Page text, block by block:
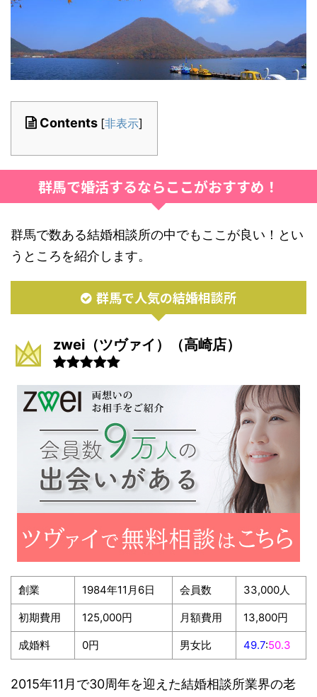
Contents [非表示]
群馬で婚活するならここがおすすめ！
群馬で数ある結婚相談所の中でもここが良い！とい
うところを紹介します。
群馬で人気の結婚相談所
zwei（ツヴァイ）（高崎店）
創業 1984年11月6日 会員数 33,000人
初期費用 125,000円 月額費用 13,800円
成婚料 0円 男女比 49.7:50.3
2015年11月で30周年を迎えた結婚相談所業界の老